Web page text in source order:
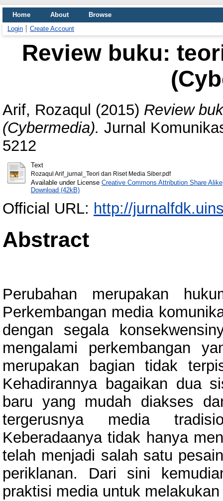
Home About
Browse
Login
Create Account
Review buku:
Arif, Rozaqul (2015) Review
(Cybermedia). Jurnal
5212
Text
Rozaqul Arif_jurnal_Teori dan Riset Media Siber.pdf
Available under License Creative Commons Attribution Share Alike
Download (42kB)
Official URL: http://
Abstract
Perubahan merupakan
Perkembangan media
dengan segala
mengalami perkembangan
merupakan bagian tidak
Kehadirannya bagaikan dua
baru yang mudah diakses
tergerusnya media
Keberadaanya tidak hanya
telah menjadi salah satu
periklanan. Dari sini
praktisi media untuk